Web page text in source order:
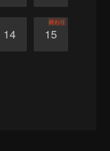
14 15
終わり